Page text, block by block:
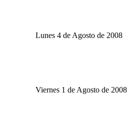
Lunes 4 de Agosto de 2008
Viernes 1 de Agosto de 2008